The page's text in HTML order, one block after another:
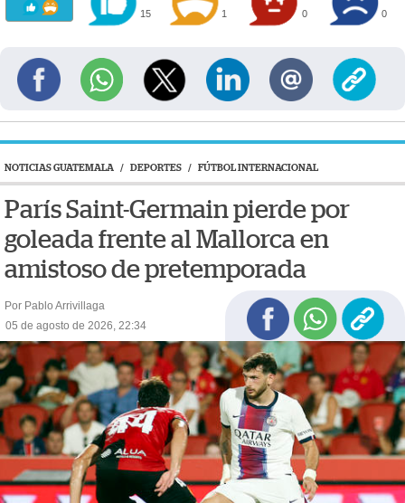
15 1 0 0
NOTICIAS GUATEMALA / DEPORTES / FÚTBOL INTERNACIONAL
París Saint-Germain pierde por
goleada frente al Mallorca en
amistoso de pretemporada
Por Pablo Arrivillaga
05 de agosto de 2026, 22:34